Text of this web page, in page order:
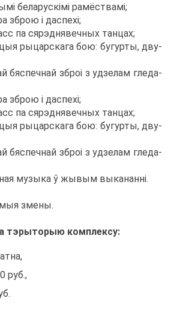
бе­ла­рускімі ра­мё­ствамі;
зброю і даспехі;
па сяр­эд­нявеч­ных тан­цах;
ры­цар­ска­га бою: бу­гур­ты, дву­
бяс­печ­най зброі з удзе­лам гле­да­
зброю і даспехі;
па сяр­эд­нявеч­ных тан­цах;
ры­цар­ска­га бою: бу­гур­ты, дву­
бяс­печ­най зброі з удзе­лам гле­да­
му­зы­ка ў жы­вым вы­ка­нанні.
зме­ны.
тэ­ры­то­рыю ком­плек­су:
руб.,